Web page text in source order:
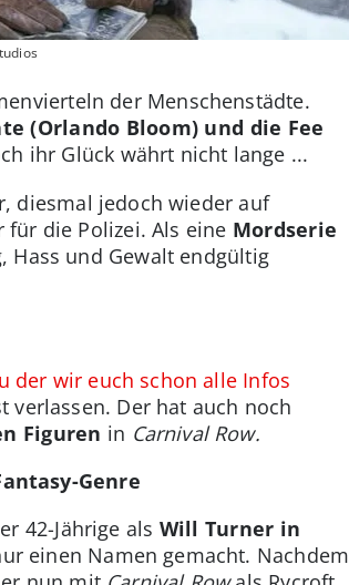
der Menschenstädte.
(Orlando Bloom) und die Fee
ihr Glück währt nicht lange ...
diesmal jedoch wieder auf
die Polizei. Als eine Mordserie
Hass und Gewalt endgültig
der wir euch schon alle Infos
verlassen. Der hat auch noch
Figuren in Carnival Row.
Genre
42-Jährige als Will Turner in
einen Namen gemacht. Nachdem